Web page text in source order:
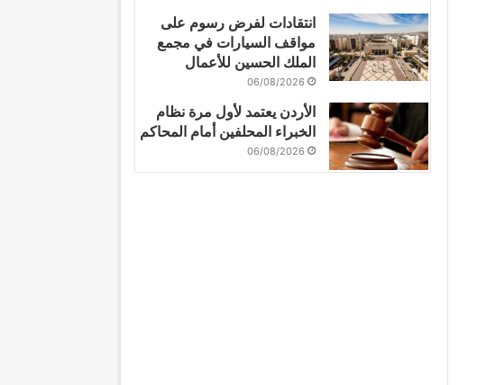
انتقادات لفرض رسوم على
مواقف السيارات في مجمع
الملك الحسين للأعمال
06/08/2026
الأردن يعتمد لأول مرة نظام
الخبراء المحلفين أمام المحاكم
06/08/2026